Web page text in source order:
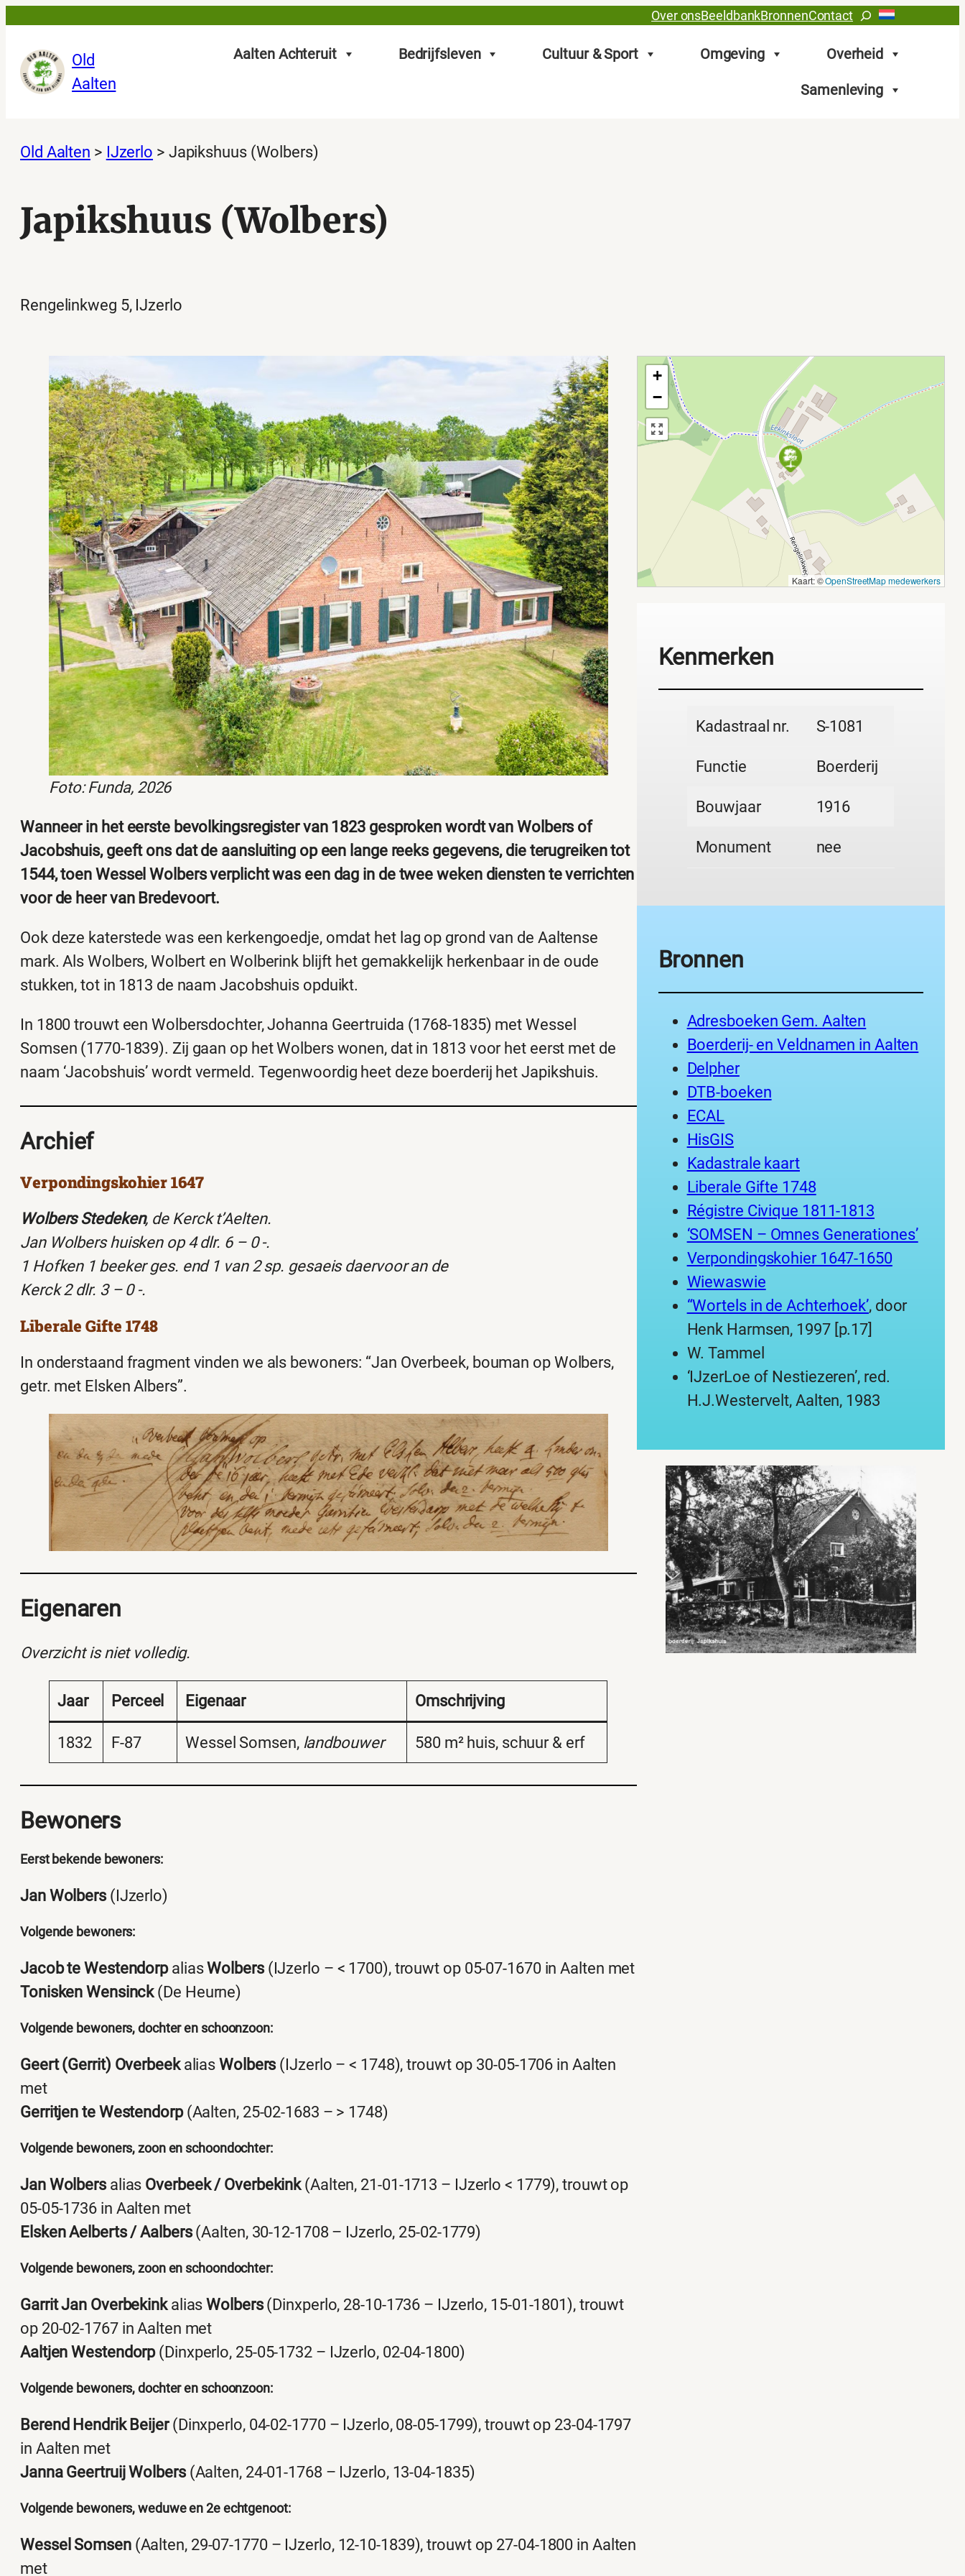
de
inhoud
Over onsBeeldbankBronnenContactZoeken
Old
Aalten
Aalten Achteruit Bedrijfsleven Cultuur & Sport Omgeving Overheid
Samenleving
Old Aalten > IJzerlo > Japikshuus (Wolbers)
Japikshuus (Wolbers)
Rengelinkweg 5, IJzerlo
Foto: Funda, 2026
Wanneer in het eerste bevolkingsregister van 1823 gesproken wordt van Wolbers of
Jacobshuis, geeft ons dat de aansluiting op een lange reeks gegevens, die terugreiken tot
1544, toen Wessel Wolbers verplicht was een dag in de twee weken diensten te verrichten
voor de heer van Bredevoort.
Ook deze katerstede was een kerkengoedje, omdat het lag op grond van de Aaltense
mark. Als Wolbers, Wolbert en Wolberink blijft het gemakkelijk herkenbaar in de oude
stukken, tot in 1813 de naam Jacobshuis opduikt.
In 1800 trouwt een Wolbersdochter, Johanna Geertruida (1768-1835) met Wessel
Somsen (1770-1839). Zij gaan op het Wolbers wonen, dat in 1813 voor het eerst met de
naam ‘Jacobshuis’ wordt vermeld. Tegenwoordig heet deze boerderij het Japikshuis.
Archief
Verpondingskohier 1647
Wolbers Stedeken, de Kerck t’Aelten.
Jan Wolbers huisken op 4 dlr. 6 – 0 -.
1 Hofken 1 beeker ges. end 1 van 2 sp. gesaeis daervoor an de
Kerck 2 dlr. 3 – 0 -.
Liberale Gifte 1748
In onderstaand fragment vinden we als bewoners: “Jan Overbeek, bouman op Wolbers,
getr. met Elsken Albers”.
Eigenaren
Overzicht is niet volledig.
Jaar Perceel Eigenaar Omschrijving
1832 F-87 Wessel Somsen, landbouwer 580 m² huis, schuur & erf
Bewoners
Eerst bekende bewoners:
Jan Wolbers(IJzerlo)
Volgende bewoners:
Jacob te WestendorpaliasWolbers(IJzerlo – < 1700), trouwt op 05-07-1670 in Aalten met
Tonisken Wensinck(De Heurne)
Volgende bewoners, dochter en schoonzoon:
Geert (Gerrit) OverbeekaliasWolbers(IJzerlo – < 1748), trouwt op 30-05-1706 in Aalten
met
Gerritjen te Westendorp(Aalten, 25-02-1683 – > 1748)
Volgende bewoners, zoon en schoondochter:
Jan Wolbersalias Overbeek / Overbekink(Aalten, 21-01-1713 – IJzerlo < 1779), trouwt op
05-05-1736 in Aalten met
Elsken Aelberts / Aalbers(Aalten, 30-12-1708 – IJzerlo, 25-02-1779)
Volgende bewoners, zoon en schoondochter:
Garrit Jan OverbekinkaliasWolbers(Dinxperlo, 28-10-1736 – IJzerlo, 15-01-1801), trouwt
op 20-02-1767 in Aalten met
Aaltjen Westendorp(Dinxperlo, 25-05-1732 – IJzerlo, 02-04-1800)
Volgende bewoners, dochter en schoonzoon:
Berend Hendrik Beijer(Dinxperlo, 04-02-1770 – IJzerlo, 08-05-1799), trouwt op 23-04-1797
in Aalten met
Janna Geertruij Wolbers(Aalten, 24-01-1768 – IJzerlo, 13-04-1835)
Volgende bewoners, weduwe en 2e echtgenoot:
Wessel Somsen(Aalten, 29-07-1770 – IJzerlo, 12-10-1839), trouwt op 27-04-1800 in Aalten
met
+
−
Kaart: ©OpenStreetMap medewerkers
Kenmerken
Kadastraal nr. S-1081
Functie Boerderij
Bouwjaar 1916
Monument nee
Bronnen
Adresboeken Gem. Aalten
Boerderij- en Veldnamen in Aalten
Delpher
DTB-boeken
ECAL
HisGIS
Kadastrale kaart
Liberale Gifte 1748
Régistre Civique 1811-1813
‘SOMSEN – Omnes Generationes’
Verpondingskohier 1647-1650
Wiewaswie
“Wortels in de Achterhoek’, door
Henk Harmsen, 1997 [p.17]
W. Tammel
‘IJzerLoe of Nestiezeren’, red.
H.J.Westervelt, Aalten, 1983